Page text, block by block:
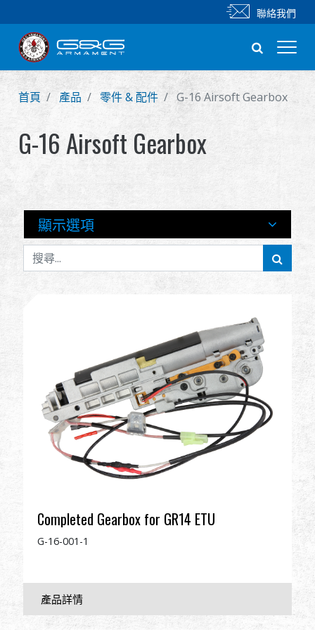
新產品
步槍
零件 & 配件
BB 彈
射擊訓練系列
關於怪怪
活動與報導
登入
Français
聯絡我們
首頁 產品 零件 & 配件 G-16 Airsoft Gearbox
G-16 Airsoft Gearbox
顯示選項
Completed Gearbox for GR14 ETU
G-16-001-1